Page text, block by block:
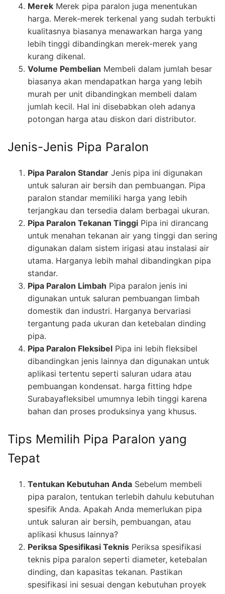
Merek Merek pipa paralon juga menentukan
harga. Merek-merek terkenal yang sudah terbukti
kualitasnya biasanya menawarkan harga yang
lebih tinggi dibandingkan merek-merek yang
kurang dikenal.
Volume Pembelian Membeli dalam jumlah besar
biasanya akan mendapatkan harga yang lebih
murah per unit dibandingkan membeli dalam
jumlah kecil. Hal ini disebabkan oleh adanya
potongan harga atau diskon dari distributor.
Jenis-Jenis Pipa Paralon
Pipa Paralon Standar Jenis pipa ini digunakan
untuk saluran air bersih dan pembuangan. Pipa
paralon standar memiliki harga yang lebih
terjangkau dan tersedia dalam berbagai ukuran.
Pipa Paralon Tekanan Tinggi Pipa ini dirancang
untuk menahan tekanan air yang tinggi dan sering
digunakan dalam sistem irigasi atau instalasi air
utama. Harganya lebih mahal dibandingkan pipa
standar.
Pipa Paralon Limbah Pipa paralon jenis ini
digunakan untuk saluran pembuangan limbah
domestik dan industri. Harganya bervariasi
tergantung pada ukuran dan ketebalan dinding
pipa.
Pipa Paralon Fleksibel Pipa ini lebih fleksibel
dibandingkan jenis lainnya dan digunakan untuk
aplikasi tertentu seperti saluran udara atau
pembuangan kondensat. harga fitting hdpe
Surabayafleksibel umumnya lebih tinggi karena
bahan dan proses produksinya yang khusus.
Tips Memilih Pipa Paralon yang
Tepat
Tentukan Kebutuhan Anda Sebelum membeli
pipa paralon, tentukan terlebih dahulu kebutuhan
spesifik Anda. Apakah Anda memerlukan pipa
untuk saluran air bersih, pembuangan, atau
aplikasi khusus lainnya?
Periksa Spesifikasi Teknis Periksa spesifikasi
teknis pipa paralon seperti diameter, ketebalan
dinding, dan kapasitas tekanan. Pastikan
spesifikasi ini sesuai dengan kebutuhan proyek